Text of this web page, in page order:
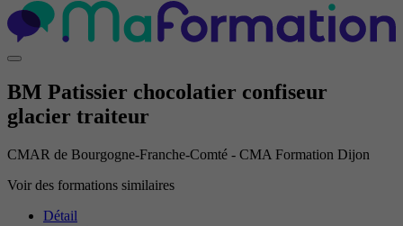
BM Patissier chocolatier confiseur
glacier traiteur
CMAR de Bourgogne-Franche-Comté - CMA Formation Dijon
Voir des formations similaires
Détail